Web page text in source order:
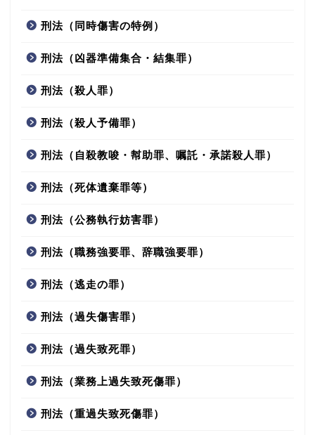
刑法（同時傷害の特例）
刑法（凶器準備集合・結集罪）
刑法（殺人罪）
刑法（殺人予備罪）
刑法（自殺教唆・幇助罪、嘱託・承諾殺人罪）
刑法（死体遺棄罪等）
刑法（公務執行妨害罪）
刑法（職務強要罪、辞職強要罪）
刑法（逃走の罪）
刑法（過失傷害罪）
刑法（過失致死罪）
刑法（業務上過失致死傷罪）
刑法（重過失致死傷罪）